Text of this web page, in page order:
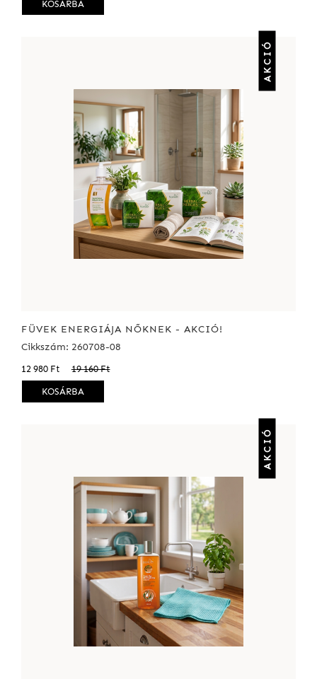
KOSÁRBA
AKCIÓ
FÜVEK ENERGIÁJA NŐKNEK - AKCIÓ!
Cikkszám: 260708-08
12 980 Ft 19 160 Ft
KOSÁRBA
AKCIÓ